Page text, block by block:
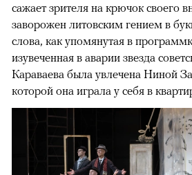
сажает зрителя на крючок своего
заворожен литовским гением в
слова, как упомянутая в
изувеченная в аварии звезда
Караваева была увлечена Ниной
которой она играла у себя в